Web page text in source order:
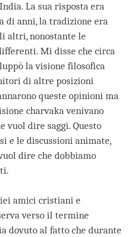
La sua risposta era
di anni, la tradizione era
altri, nonostante le
Mi disse che circa
la visione filosofica
di altre posizioni
queste opinioni ma
charvaka venivano
vuol dire saggi. Questo
e le discussioni animate,
dire che dobbiamo
amici cristiani e
verso il termine
dovuto al fatto che durante